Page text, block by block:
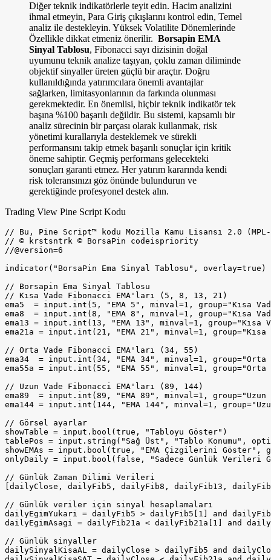
Diğer teknik indikatörlerle teyit edin. Hacim analizini
ihmal etmeyin, Para Giriş çıkışlarını kontrol edin, Temel
analiz ile destekleyin. Yüksek Volatilite Dönemlerinde
Özellikle dikkat etmeniz önerilir. Borsapin EMA
Sinyal Tablosu, Fibonacci sayı dizisinin doğal
uyumunu teknik analize taşıyan, çoklu zaman diliminde
objektif sinyaller üreten güçlü bir araçtır. Doğru
kullanıldığında yatırımcılara önemli avantajlar
sağlarken, limitasyonlarının da farkında olunması
gerekmektedir. En önemlisi, hiçbir teknik indikatör tek
başına %100 başarılı değildir. Bu sistemi, kapsamlı bir
analiz sürecinin bir parçası olarak kullanmak, risk
yönetimi kurallarıyla desteklemek ve sürekli
performansını takip etmek başarılı sonuçlar için kritik
öneme sahiptir. Geçmiş performans gelecekteki
sonuçları garanti etmez. Her yatırım kararında kendi
risk toleransınızı göz önünde bulundurun ve
gerektiğinde profesyonel destek alın.
Trading View Pine Script Kodu
// Bu, Pine Script™ kodu Mozilla Kamu Lisansı 2.0 (MPL-2.0) altında lisanslandı
// © krstsntrk © BorsaPin codeispriority
//@version=6

indicator("BorsaPin Ema Sinyal Tablosu", overlay=true)

// Borsapin Ema Sinyal Tablosu
// Kısa Vade Fibonacci EMA'ları (5, 8, 13, 21)
ema5  = input.int(5, "EMA 5", minval=1, group="Kısa Vade")
ema8  = input.int(8, "EMA 8", minval=1, group="Kısa Vade")
ema13 = input.int(13, "EMA 13", minval=1, group="Kısa Vade")
ema21a = input.int(21, "EMA 21", minval=1, group="Kısa Vade")

// Orta Vade Fibonacci EMA'ları (34, 55)
ema34  = input.int(34, "EMA 34", minval=1, group="Orta Vade")
ema55a = input.int(55, "EMA 55", minval=1, group="Orta Vade")

// Uzun Vade Fibonacci EMA'ları (89, 144)
ema89  = input.int(89, "EMA 89", minval=1, group="Uzun Vade")
ema144 = input.int(144, "EMA 144", minval=1, group="Uzun Vade")

// Görsel ayarlar
showTable = input.bool(true, "Tabloyu Göster")
tablePos = input.string("Sağ Üst", "Tablo Konumu", options=["Sol Üst", "Sağ Üst", "Sol Alt", "Sağ Alt"])
showEMAs = input.bool(true, "EMA Çizgilerini Göster", group="Görsel")
onlyDaily = input.bool(false, "Sadece Günlük Verileri Göster", group="Görsel")

// Günlük Zaman Dilimi Verileri 
[dailyClose, dailyFib5, dailyFib8, dailyFib13, dailyFib21a, dailyFib34, dailyFib55a, dailyFib89, dailyFib144] =  request.security(syminfo.tickerid, "1D", [close, ta.ema(close, ema5), ta.ema(close, ema8), ta.ema(close, ema13), ta.ema(close, ema21a),  ta.ema(close, ema34), ta.ema(close, ema55a), ta.ema(close, ema89), ta.ema(close, ema144)])

// Günlük veriler için sinyal hesaplamaları
dailyEgimYukari = dailyFib5 > dailyFib5[1] and dailyFib8 > dailyFib8[1] and dailyFib13 > dailyFib13[1] and dailyFib21a > dailyFib21a[1]
dailyEgimAsagi = dailyFib21a < dailyFib21a[1] and dailyFib13 < dailyFib13[1]

// Günlük sinyaller
dailySinyalKisaAL = dailyClose > dailyFib5 and dailyClose > dailyFib8 and dailyClose > dailyFib13 and dailyClose > dailyFib21a and dailyEgimYukari
dailySinyalKisaSAT = dailyClose < dailyFib21a and dailyEgimAsagi
dailySinyalOrtaAL = dailyClose > dailyFib34 and dailyClose > dailyFib55a
dailySinyalOrtaSAT = dailyClose < dailyFib55a
dailySinyalUzunAL = dailyClose > dailyFib89 and dailyClose > dailyFib144
dailySinyalUzunSAT = dailyClose < dailyFib144
// Fibonacci EMA Hesapları
fib5   = ta.ema(close, ema5)
fib8   = ta.ema(close, ema8)
fib13  = ta.ema(close, ema13)
fib21a = ta.ema(close, ema21a)

fib34  = ta.ema(close, ema34)
fib55a = ta.ema(close, ema55a)

fib89  = ta.ema(close, ema89)
fib144 = ta.ema(close, ema144)

// Günlük sinyal durumları
var string dailyKisaSinyalDurumu = "BEKLİYOR"
var string dailyOrtaSinyalDurumu = "BEKLİYOR"
var string dailyUzunSinyalDurumu = "BEKLİYOR"

var int dailyKisaBarSayaci = 0
var int dailyOrtaBarSayaci = 0
var int dailyUzunBarSayaci = 0

var string dailyTarihKisa = "Yok"
var string dailyTarihOrta = "Yok"
var string dailyTarihUzun = "Yok"

// Günlük sinyal mantıkları
if dailySinyalKisaAL and dailyKisaSinyalDurumu[1] != "AL"
    dailyKisaSinyalDurumu := "AL"
    dailyKisaBarSayaci := 1
    dailyTarihKisa := str.format("{0,date,dd.MM.yyyy}", time)
else if dailyKisaSinyalDurumu[1] == "AL" and dailyClose > dailyFib21a and dailyEgimYukari
    dailyKisaSinyalDurumu := "AL"
    dailyKisaBarSayaci += 1
else if dailySinyalKisaSAT
    dailyKisaSinyalDurumu := "SAT"
    if dailyKisaSinyalDurumu[1] != "SAT"
        dailyKisaBarSayaci := 1
        dailyTarihKisa := str.format("{0,date,dd.MM.yyyy}", time)
    else
        dailyKisaBarSayaci += 1
else
    if dailyKisaSinyalDurumu[1] == "AL"
        dailyKisaSinyalDurumu := "AL"
        dailyKisaBarSayaci += 1
    else
        dailyKisaSinyalDurumu := "BEKLİYOR"
        dailyKisaBarSayaci := 0

if dailySinyalOrtaAL
    dailyOrtaSinyalDurumu := "AL"
    if dailyOrtaSinyalDurumu[1] != "AL"
        dailyOrtaBarSayaci := 1
        dailyTarihOrta := str.format("{0,date,dd.MM.yyyy}", time)
    else
        dailyOrtaBarSayaci += 1
else if dailySinyalOrtaSAT
    dailyOrtaSinyalDurumu := "SAT"
    if dailyOrtaSinyalDurumu[1] != "SAT"
        dailyOrtaBarSayaci := 1
        dailyTarihOrta := str.format("{0,date,dd.MM.yyyy}", time)
    else
        dailyOrtaBarSayaci += 1
else
    dailyOrtaSinyalDurumu := "BEKLİYOR"
    dailyOrtaBarSayaci := 0

if dailySinyalUzunAL
    dailyUzunSinyalDurumu := "AL"
    if dailyUzunSinyalDurumu[1] != "AL"
        dailyUzunBarSayaci := 1
        dailyTarihUzun := str.format("{0,date,dd.MM.yyyy}", time)
    else
        dailyUzunBarSayaci += 1
else if dailySinyalUzunSAT
    dailyUzunSinyalDurumu := "SAT"
    if dailyUzunSinyalDurumu[1] != "SAT"
        dailyUzunBarSayaci := 1
        dailyTarihUzun := str.format("{0,date,dd.MM.yyyy}", time)
    else
        dailyUzunBarSayaci += 1
else
    dailyUzunSinyalDurumu := "BEKLİYOR"
    dailyUzunBarSayaci := 0

// EMA Çizgileri
plot(showEMAs ? fib5 : na, "EMA 5", color=color.new(color.maroon, 50), linewidth=1)
plot(showEMAs ? fib8 : na, "EMA 8", color=color.new(color.blue, 50), linewidth=1)
plot(showEMAs ? fib13 : na, "EMA 13", color=color.new(color.green, 50), linewidth=1)
plot(showEMAs ? fib21a : na, "EMA 21", color=color.new(color.orange, 30), linewidth=1)
plot(showEMAs ? fib34 : na, "EMA 34", color=color.new(color.purple, 30), linewidth=1)
plot(showEMAs ? fib55a : na, "EMA 55", color=color.new(color.red, 20), linewidth=2)
plot(showEMAs ? fib89 : na, "EMA 89", color=color.new(color.fuchsia, 40), linewidth=2)
plot(showEMAs ? fib144 : na, "EMA 144", color=color.new(color.aqua, 40), linewidth=2)

// KISA VADE Sinyalleri  Detaylı Sinyal Mantığı  Her Vade İçin Ayrı 
// Eğim kontrolü
kisaVadeEgimYukari = fib5 > fib5[1] and fib8 > fib8[1] and fib13 > fib13[1] and fib21a > fib21a[1]

// AL sinyali: Tüm EMA'ların üzerinde ve eğim yukarı
sinyalKisaAL = close > fib5 and close > fib8 and close > fib13 and close > fib21a and kisaVadeEgimYukari

// SAT sinyali: EMA 21'in altına düşmesi ve eğim aşağı
kisaVadeEgimAsagi = fib21a < fib21a[1] and fib13 < fib13[1]
sinyalKisaSAT = close < fib21a and kisaVadeEgimAsagi

// ORTA VADE Sinyalleri (Kısa vade mantığı uygulandı)
sinyalOrtaAL = close > fib34 and close > fib55a and fib34 > fib55a

sinyalOrtaSAT = close < fib55a

// UZUN VADE Sinyalleri (Sadece fiyat kontrolü)
sinyalUzunAL = close > fib89 and close > fib144

sinyalUzunSAT = close < fib144

// Sinyal Durumu Değişkenleri 
var string kisaSinyalDurumu = "BEKLİYOR"
var string ortaSinyalDurumu = "BEKLİYOR"
var string uzunSinyalDurumu = "BEKLİYOR"

var int kisaBarSayaci = 0
var int ortaBarSayaci = 0
var int uzunBarSayaci = 0

var string tarihKisa = "Yok"
var string tarihOrta = "Yok"
var string tarihUzun = "Yok"

//  KISA VADE Sinyal Mantığı - Sürekli AL Mantığı
if sinyalKisaAL and kisaSinyalDurumu[1] != "AL"
    // İlk AL sinyali - tarih ve bar